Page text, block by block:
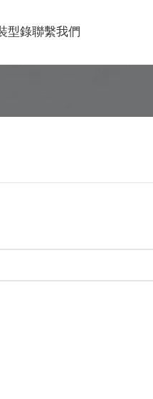
型錄聯繫我們